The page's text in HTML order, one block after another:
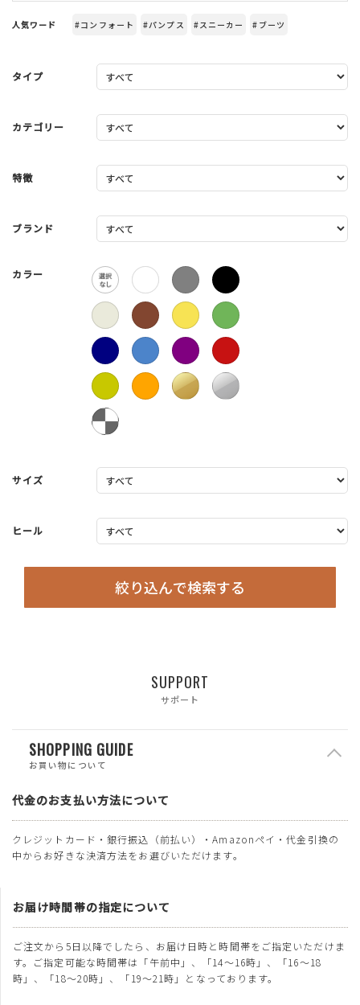
人気ワード #コンフォート #パンプス #スニーカー #ブーツ
タイプ
カテゴリー
特徴
ブランド
カラー
サイズ
ヒール
絞り込んで検索する
SUPPORT
サポート
SHOPPING GUIDE
お買い物について
代金のお支払い方法について
クレジットカード・銀行振込（前払い）・Amazonペイ・代金引換の
中からお好きな決済方法をお選びいただけます。
お届け時間帯の指定について
ご注文から5日以降でしたら、お届け日時と時間帯をご指定いただけま
す。ご指定可能な時間帯は「午前中」、「14～16時」、「16～18
時」、「18～20時」、「19～21時」となっております。